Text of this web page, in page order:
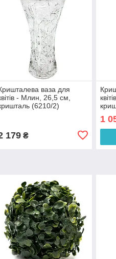
ваза для
- Млин, 26,5 см,
(6210/2)
179₴
1